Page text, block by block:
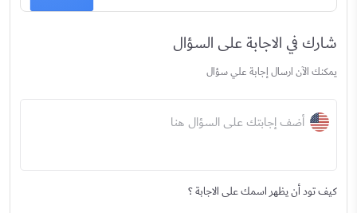
شارك في الاجابة على السؤال
يمكنك الآن ارسال إجابة علي سؤال
أضف إجابتك على السؤال هنا
كيف تود أن يظهر اسمك على الاجابة ؟